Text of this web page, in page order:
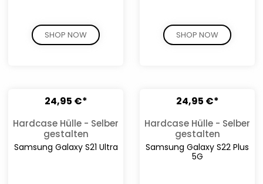
SHOP NOW SHOP NOW
24,95 €*
Hardcase Hülle - Selber
gestalten
Samsung Galaxy S21 Ultra
24,95 €*
Hardcase Hülle - Selber
gestalten
Samsung Galaxy S22 Plus
5G